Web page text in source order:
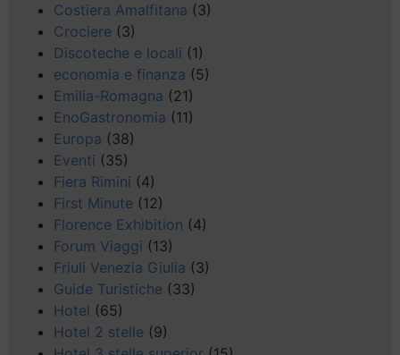
Costiera Amalfitana (3)
Crociere (3)
Discoteche e locali (1)
economia e finanza (5)
Emilia-Romagna (21)
EnoGastronomia (11)
Europa (38)
Eventi (35)
Fiera Rimini (4)
First Minute (12)
Florence Exhibition (4)
Forum Viaggi (13)
Friuli Venezia Giulia (3)
Guide Turistiche (33)
Hotel (65)
Hotel 2 stelle (9)